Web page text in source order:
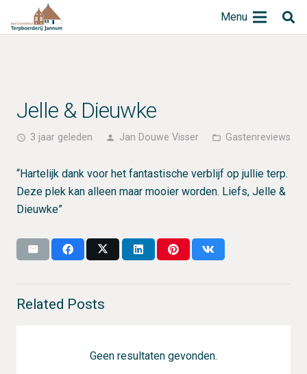
Menu
Jelle & Dieuwke
access_time 3 jaar geleden person Jan Douwe Visser folder_open Gastenreviews
“Hartelijk dank voor het fantastische verblijf op jullie terp.
Deze plek kan alleen maar mooier worden. Liefs, Jelle &
Dieuwke”
Related Posts
Geen resultaten gevonden.